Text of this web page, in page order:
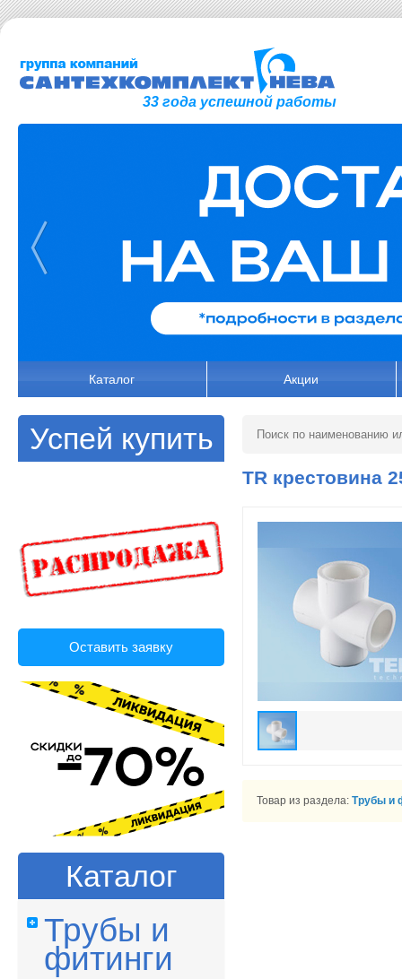
33 года успешной работы
Каталог Акции
Успей купить
Оставить заявку
Каталог
Трубы и
фитинги
TR крестовина
Товар из раздела: Трубы и